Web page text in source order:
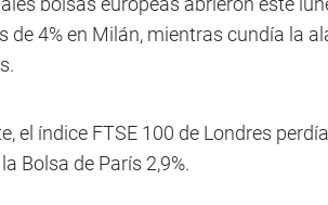
de 4% en Milán, mientras cundía la
el índice FTSE 100 de Londres
Bolsa de París 2,9%.